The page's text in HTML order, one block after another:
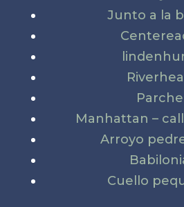
Junto a la
Parche
Manhattan –
Arroyo
Cuello